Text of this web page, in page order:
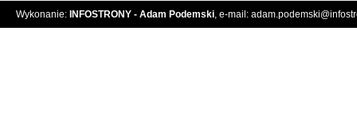
Wykonanie: INFOSTRONY - Adam Podemski, e-mail: